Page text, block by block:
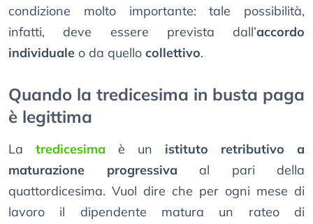
condizione molto importante: tale possibilità,
infatti, deve essere prevista dall’accordo
individuale o da quello collettivo.
Quando la tredicesima in busta paga
è legittima
La tredicesima è un istituto retributivo a
maturazione progressiva al pari della
quattordicesima. Vuol dire che per ogni mese di
lavoro il dipendente matura un rateo di